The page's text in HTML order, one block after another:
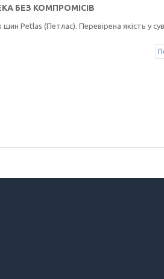
БЕЗ КОМПРОМІСІВ
Petlas (Петлас). Перевірена якість у